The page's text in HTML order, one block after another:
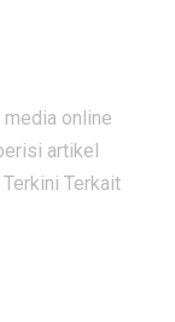
online
artikel
Terkait